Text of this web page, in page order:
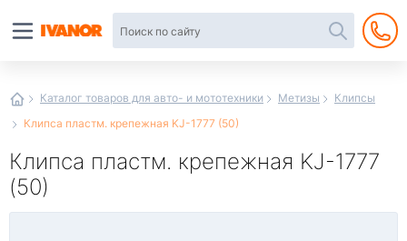
Каталог товаров для авто- и мототехники Метизы
Клипсы
Клипса пластм. крепежная KJ-1777 (50)
Клипса пластм. крепежная KJ-1777
(50)
интернет-